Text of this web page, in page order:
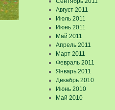
Август 2011
Июль 2011
Июнь 2011
Май 2011
Апрель 2011
Март 2011
Февраль 2011
Январь 2011
Декабрь 2010
Июнь 2010
Май 2010